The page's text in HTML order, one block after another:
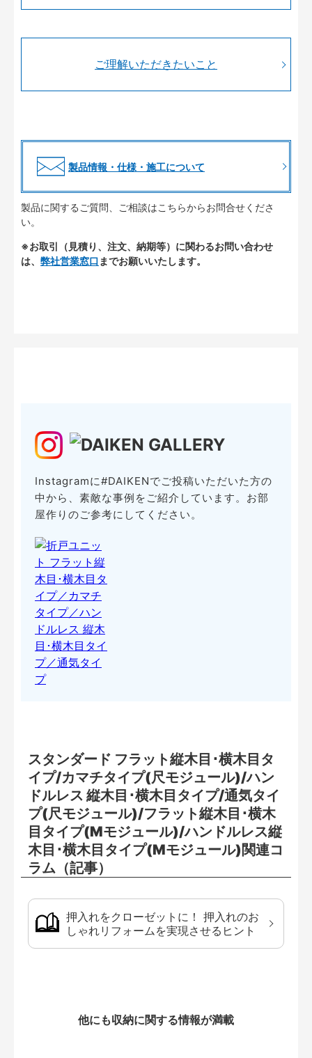
ご理解いただきたいこと
製品情報・仕様・施工について
製品に関するご質問、ご相談はこちらからお問合せくださ
い。
※お取引（見積り、注文、納期等）に関わるお問い合わせ
は、 弊社営業窓口 までお願いいたします。
Instagramに#DAIKENでご投稿いただいた方の
中から、素敵な事例をご紹介しています。お部
屋作りのご参考にしてください。
スタンダード フラット縦木目･横木目タ
イプ/カマチタイプ(尺モジュール)/ハン
ドルレス 縦木目･横木目タイプ/通気タイ
プ(尺モジュール)/フラット縦木目･横木
目タイプ(Mモジュール)/ハンドルレス縦
木目･横木目タイプ(Mモジュール)関連コ
ラム（記事）
押入れをクローゼットに！ 押入れのお
しゃれリフォームを実現させるヒント
他にも収納に関する情報が満載